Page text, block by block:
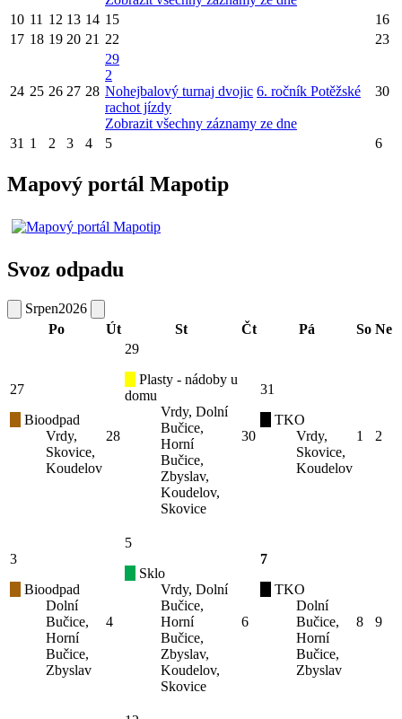
10 11 12 13 14 15
16
17 18 19 20 21 22 23
24 25 26 27 28
29
2
Nohejbalový turnaj dvojic 6. ročník Potěžské
rachot jízdy
Zobrazit všechny záznamy ze dne
30
31 1 2 3 4 5 6
Mapový portál Mapotip
Svoz odpadu
Srpen2026
Po
Út St Čt Pá So Ne
27
Bioodpad
Vrdy,
Skovice,
Koudelov
28
29
Plasty - nádoby u
domu
Vrdy, Dolní
Bučice,
Horní
Bučice,
Zbyslav,
Koudelov,
Skovice
30
31
TKO
Vrdy,
Skovice,
Koudelov
1 2
3
Bioodpad
Dolní
Bučice,
Horní
Bučice,
Zbyslav
4
5
Sklo
Vrdy, Dolní
Bučice,
Horní
Bučice,
Zbyslav,
Koudelov,
Skovice
6
7
TKO
Dolní
Bučice,
Horní
Bučice,
Zbyslav
8 9